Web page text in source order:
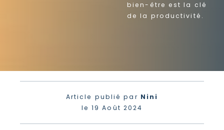
bien-être est la clé
de la productivité.
Article publié par Nini
le 19 Août 2024